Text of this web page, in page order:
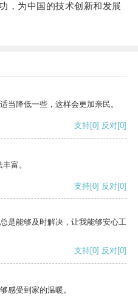
，为中国的技术创新和发展
当降低一些，这样会更加亲民。
支持[0] 反对[0]
富。
支持[0] 反对[0]
是能够及时解决，让我能够安心工
支持[0] 反对[0]
感受到家的温暖。